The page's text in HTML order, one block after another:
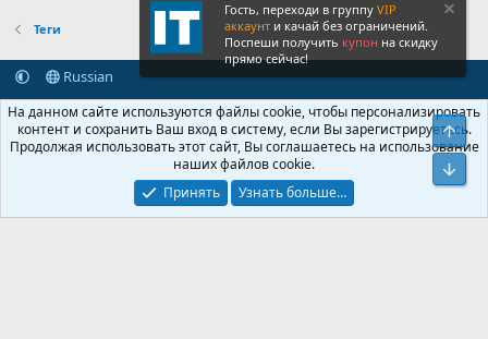
Теги
Russian
Обратная связь
Условия и правила
Политика конфиденциальности
Помощь Главная
R
S
S
Community platform by XenForo® © 2010-2026 XenForo Ltd.
Крупнейший форум по обмену приватной информацией
© 2013-2026 ITNULL.me| XenForo® © 2026 XenForo Ltd.
Гость, переходи в группу VIP
аккаунт и качай без ограничений.
Поспеши получить купон на скидку
прямо сейчас!
На данном сайте используются файлы cookie, чтобы персонализировать
контент и сохранить Ваш вход в систему, если Вы зарегистрируетесь.
Продолжая использовать этот сайт, Вы соглашаетесь на использование
наших файлов cookie.
Принять
Узнать больше…